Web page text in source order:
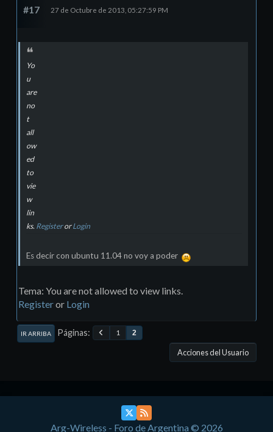
#17 27 de Octubre de 2013, 05:27:59 PM
Yo
u
are
no
t
all
ow
ed
to
vie
w
lin
ks. RegisterorLogin
Es decir con ubuntu 11.04 no voy a poder
Tema: You are not allowed to view links.
Registeror Login
IR ARRIBA Páginas 1 2
Acciones del Usuario
Arg-Wireless - Foro de Argentina © 2026